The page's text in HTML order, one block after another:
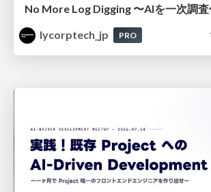
lycorptech_jp
PRO